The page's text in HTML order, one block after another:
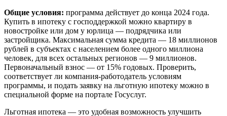
Общие условия: программа действует до конца 2024 года.
Купить в ипотеку с господдержкой можно квартиру в
новостройке или дом у юрлица — подрядчика или
застройщика. Максимальная сумма кредита — 18 миллионов
рублей в субъектах с населением более одного миллиона
человек, для всех остальных регионов — 9 миллионов.
Первоначальный взнос — от 15% годовых. Проверить,
соответствует ли компания-работодатель условиям
программы, и подать заявку на льготную ипотеку можно в
специальной форме на портале Госуслуг.
Льготная ипотека — это удобная возможность улучшить